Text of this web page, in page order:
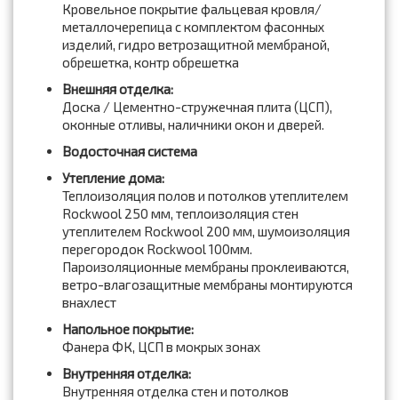
Кровельное покрытие фальцевая кровля/
металлочерепица с комплектом фасонных
изделий, гидро ветрозащитной мембраной,
обрешетка, контр обрешетка
Внешняя отделка:
Доска / Цементно-стружечная плита (ЦСП),
оконные отливы, наличники окон и дверей.
Водосточная система
Утепление дома:
Теплоизоляция полов и потолков утеплителем
Rockwool 250 мм, теплоизоляция стен
утеплителем Rockwool 200 мм, шумоизоляция
перегородок Rockwool 100мм.
Пароизоляционные мембраны проклеиваются,
ветро-влагозащитные мембраны монтируются
внахлест
Напольное покрытие:
Фанера ФК, ЦСП в мокрых зонах
Внутренняя отделка:
Внутренняя отделка стен и потолков